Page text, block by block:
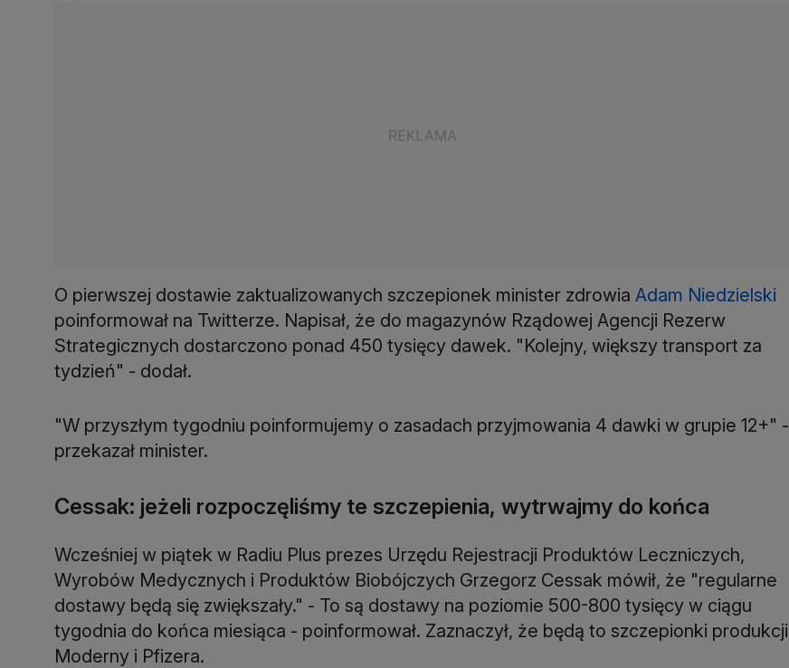
O pierwszej dostawie zaktualizowanych szczepionek minister zdrowia Adam Niedzielski
poinformował na Twitterze. Napisał, że do magazynów Rządowej Agencji Rezerw
Strategicznych dostarczono ponad 450 tysięcy dawek. "Kolejny, większy transport za
tydzień" - dodał.
"W przyszłym tygodniu poinformujemy o zasadach przyjmowania 4 dawki w grupie 12+" -
przekazał minister.
Cessak: jeżeli rozpoczęliśmy te szczepienia, wytrwajmy do końca
Wcześniej w piątek w Radiu Plus prezes Urzędu Rejestracji Produktów Leczniczych,
Wyrobów Medycznych i Produktów Biobójczych Grzegorz Cessak mówił, że "regularne
dostawy będą się zwiększały." - To są dostawy na poziomie 500-800 tysięcy w ciągu
tygodnia do końca miesiąca - poinformował. Zaznaczył, że będą to szczepionki produkcji
Moderny i Pfizera.